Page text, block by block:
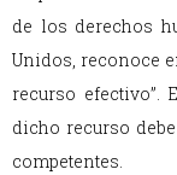
de los derechos
Unidos, reconoce
recurso efectivo”.
dicho recurso
competentes.